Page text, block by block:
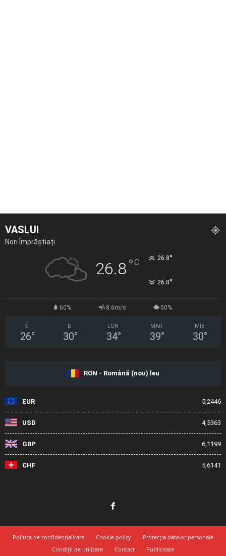
VASLUI
Nori Împrăștiați
26.8°C 26.8°
26.8°
60% 8.6m/s 50%
S
26°
D
30°
LUN
34°
MAR
39°
MIE
30°
RON - Română (nou) leu
EUR 5,2446
USD 4,5363
GBP 6,1199
CHF 5,6141
Politica de confidențialitate Cookie policy
Protecția datelor personale
Condiții de utilizare
Contact Publicitate